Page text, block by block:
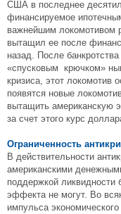
США в последнее
финансируемое
важнейшим локомотивом
вытащил ее после
назад. После
«спусковым крючком»
кризиса, этот локомотив
появятся новые
вытащить американскую
за счет этого курс
Ограниченность
В действительности
американскими
поддержкой
эффекта не могут. Во
импульса